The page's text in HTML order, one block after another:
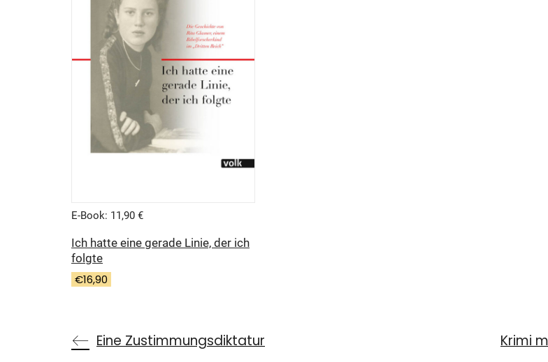
E-Book: 11,90 €
Ich hatte eine gerade Linie, der ich
folgte
€16,90
Eine Zustimmungsdiktatur Krimi